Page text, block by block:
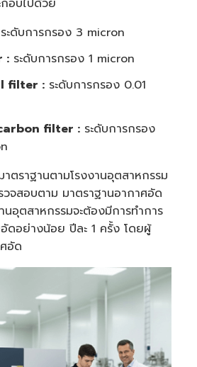
กอบไปด้วย
ะดับการกรอง 3 micron
:ระดับการกรอง 1 micron
filter :ระดับการกรอง 0.01
filter :ระดับการกรอง
ตราฐานตามโรงงานอุตสาหกรรม
วจสอบตาม มาตราฐานอากาศอัด
นอุตสาหกรรมจะต้องมีการทำการ
อย่างน้อย ปีละ 1 ครั้ง โดยผู้
อัด